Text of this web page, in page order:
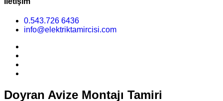
0.543.726 6436
info@elektriktamircisi.com
Doyran Avize Montajı Tamiri